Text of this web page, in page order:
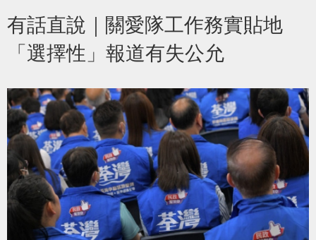
有話直說｜關愛隊工作務實貼地
「選擇性」報道有失公允